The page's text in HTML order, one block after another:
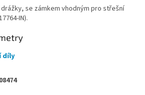
se zámkem vhodným pro střešní
IN).
díly